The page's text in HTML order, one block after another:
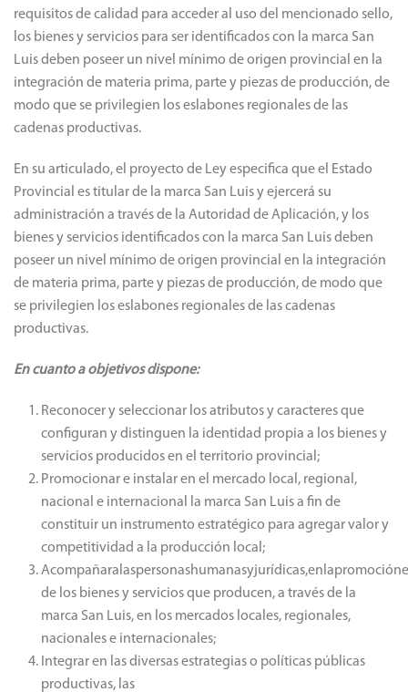
requisitos de calidad para acceder al uso del mencionado sello,
los bienes y servicios para ser identificados con la marca San
Luis deben poseer un nivel mínimo de origen provincial en la
integración de materia prima, parte y piezas de producción, de
modo que se privilegien los eslabones regionales de las
cadenas productivas.
En su articulado, el proyecto de Ley especifica que el Estado
Provincial es titular de la marca San Luis y ejercerá su
administración a través de la Autoridad de Aplicación, y los
bienes y servicios identificados con la marca San Luis deben
poseer un nivel mínimo de origen provincial en la integración
de materia prima, parte y piezas de producción, de modo que
se privilegien los eslabones regionales de las cadenas
productivas.
En cuanto a objetivos dispone:
Reconocer y seleccionar los atributos y caracteres que
configuran y distinguen la identidad propia a los bienes y
servicios producidos en el territorio provincial;
Promocionar e instalar en el mercado local, regional,
nacional e internacional la marca San Luis a fin de
constituir un instrumento estratégico para agregar valor y
competitividad a la producción local;
de los bienes y servicios que producen, a través de la
marca San Luis, en los mercados locales, regionales,
nacionales e internacionales;
Integrar en las diversas estrategias o políticas públicas
productivas, las